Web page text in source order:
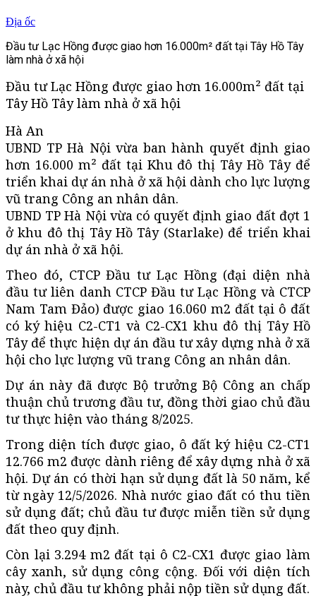
Địa ốc
Đầu tư Lạc Hồng được giao hơn 16.000m² đất tại Tây Hồ Tây
làm nhà ở xã hội
Đầu tư Lạc Hồng được giao hơn 16.000m² đất tại
Tây Hồ Tây làm nhà ở xã hội
Hà An
UBND TP Hà Nội vừa ban hành quyết định giao
hơn 16.000 m² đất tại Khu đô thị Tây Hồ Tây để
triển khai dự án nhà ở xã hội dành cho lực lượng
vũ trang Công an nhân dân.
UBND TP Hà Nội vừa có quyết định giao đất đợt 1
ở khu đô thị Tây Hồ Tây (Starlake) để triển khai
dự án nhà ở xã hội.
Theo đó, CTCP Đầu tư Lạc Hồng (đại diện nhà
đầu tư liên danh CTCP Đầu tư Lạc Hồng và CTCP
Nam Tam Đảo) được giao 16.060 m2 đất tại ô đất
có ký hiệu C2-CT1 và C2-CX1 khu đô thị Tây Hồ
Tây để thực hiện dự án đầu tư xây dựng nhà ở xã
hội cho lực lượng vũ trang Công an nhân dân.
Dự án này đã được Bộ trưởng Bộ Công an chấp
thuận chủ trương đầu tư, đồng thời giao chủ đầu
tư thực hiện vào tháng 8/2025.
Trong diện tích được giao, ô đất ký hiệu C2-CT1
12.766 m2 được dành riêng để xây dựng nhà ở xã
hội. Dự án có thời hạn sử dụng đất là 50 năm, kể
từ ngày 12/5/2026. Nhà nước giao đất có thu tiền
sử dụng đất; chủ đầu tư được miễn tiền sử dụng
đất theo quy định.
Còn lại 3.294 m2 đất tại ô C2-CX1 được giao làm
cây xanh, sử dụng công cộng. Đối với diện tích
này, chủ đầu tư không phải nộp tiền sử dụng đất.